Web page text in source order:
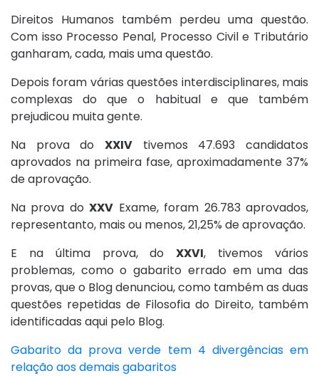
Direitos Humanos também perdeu uma questão.
Com isso Processo Penal, Processo Civil e Tributário
ganharam, cada, mais uma questão.
Depois foram várias questões interdisciplinares, mais
complexas do que o habitual e que também
prejudicou muita gente.
Na prova do XXIV tivemos 47.693 candidatos
aprovados na primeira fase, aproximadamente 37%
de aprovação.
Na prova doXXV Exame, foram 26.783 aprovados,
representanto, mais ou menos, 21,25% de aprovação.
E na última prova, doXXVI, tivemos vários
problemas, como o gabarito errado em uma das
provas, que o Blog denunciou, como também as duas
questões repetidas de Filosofia do Direito, também
identificadas aqui pelo Blog.
Gabarito da prova verde tem 4 divergências em
relação aos demais gabaritos